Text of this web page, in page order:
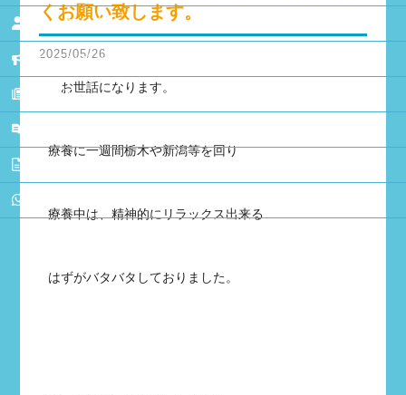
個人のお客様
キャンペーン情報
NEWS
くお願い致します。
2025/05/26
お世話になります。
療養に一週間栃木や新潟等を回り
療養中は、精神的にリラックス出来る
はずがバタバタしておりました。